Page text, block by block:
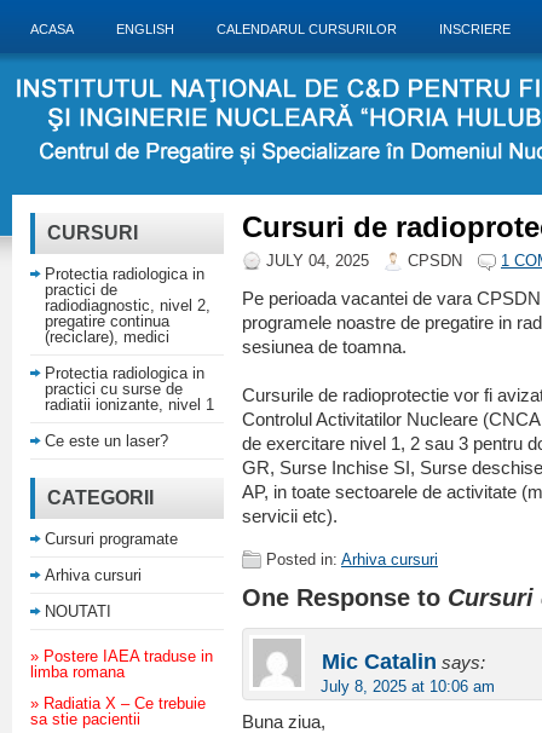
ACASA ENGLISH CALENDARUL CURSURILOR INSCRIERE
Cursuri de
JULY 04, 2025 CPSDN 1
Pe perioada vacantei de vara
programele noastre de pregatire in
sesiunea de toamna.
Cursurile de radioprotectie vor fi
Controlul Activitatilor Nucleare
de exercitare nivel 1, 2 sau 3 pentru
GR, Surse Inchise SI, Surse
AP, in toate sectoarele de activitate
servicii etc).
Posted in: Arhiva cursuri
One Response to Cursuri
Mic Catalin says:
July 8, 2025 at 10:06 am
Buna ziua,
CURSURI
Protectia radiologica in
practici de
radiodiagnostic, nivel 2,
pregatire continua
(reciclare), medici
Protectia radiologica in
practici cu surse de
radiatii ionizante, nivel 1
Ce este un laser?
CATEGORII
Cursuri programate
Arhiva cursuri
NOUTATI
» Postere IAEA traduse in
limba romana
» Radiatia X – Ce trebuie
sa stie pacientii